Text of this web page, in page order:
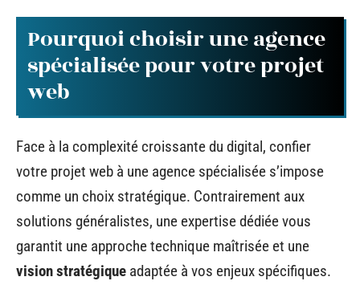
Pourquoi choisir une agence
spécialisée pour votre projet
web
Face à la complexité croissante du digital, confier
votre projet web à une agence spécialisée s’impose
comme un choix stratégique. Contrairement aux
solutions généralistes, une expertise dédiée vous
garantit une approche technique maîtrisée et une
vision stratégique adaptée à vos enjeux spécifiques.